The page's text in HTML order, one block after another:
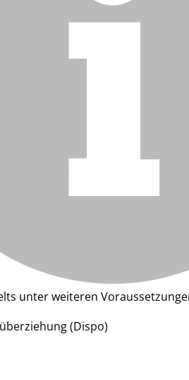
unter weiteren
(Dispo)